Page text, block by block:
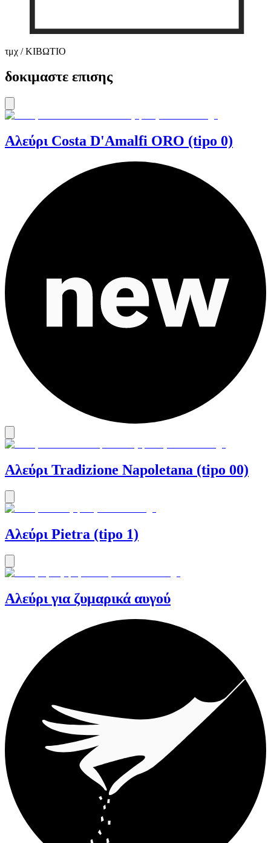
τμχ / ΚΙΒΩΤΙΟ
δοκιμαστε επισης
Αλεύρι Costa D'Amalfi ORO (tipo 0)
Αλεύρι Tradizione Napoletana (tipo 00)
Αλεύρι Pietra (tipo 1)
Αλεύρι για ζυμαρικά αυγού